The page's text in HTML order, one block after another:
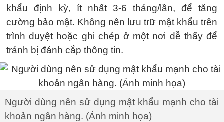
khẩu định kỳ, ít nhất 3-6 tháng/lần, để tăng
cường bảo mật. Không nên lưu trữ mật khẩu trên
trình duyệt hoặc ghi chép ở một nơi dễ thấy để
tránh bị đánh cắp thông tin.
Người dùng nên sử dụng mật khẩu mạnh cho tài
khoản ngân hàng. (Ảnh minh họa)